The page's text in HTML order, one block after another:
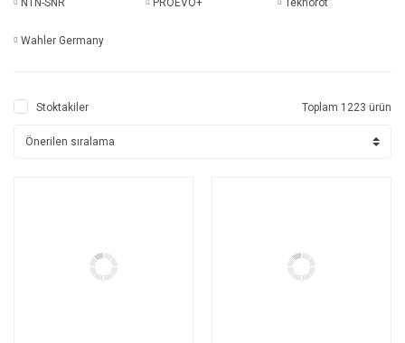
NTN-SNR PROEVO+ Teknorot
Wahler Germany
Stoktakiler Toplam 1223 ürün